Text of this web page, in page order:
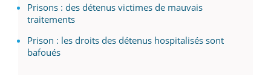
Prisons : des détenus victimes de mauvais
traitements
Prison : les droits des détenus hospitalisés sont
bafoués